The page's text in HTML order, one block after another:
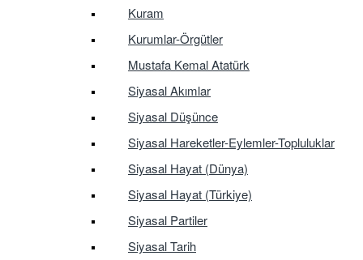
Kuram
Kurumlar-Örgütler
Mustafa Kemal Atatürk
Siyasal Akımlar
Siyasal Düşünce
Siyasal Hareketler-Eylemler-Topluluklar
Siyasal Hayat (Dünya)
Siyasal Hayat (Türkiye)
Siyasal Partiler
Siyasal Tarih